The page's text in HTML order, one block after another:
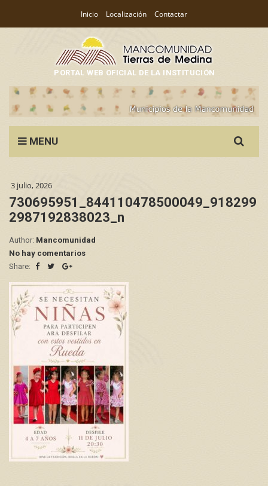
Inicio Localización Contactar
PORTAL WEB OFICIAL DE LA INSTITUCIÓN
MENU
for:
3 julio, 2026
730695951_844110478500049_918299
2987192838023_n
Author: Mancomunidad
No hay comentarios
Share: